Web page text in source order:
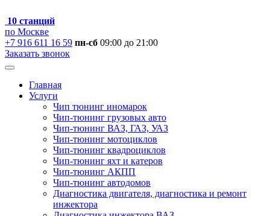
10 станций
по Москве
+7 916 611 16 59 пн-сб 09:00 до 21:00
Заказать звонок
Главная
Услуги
Чип тюнинг иномарок
Чип-тюнинг грузовых авто
Чип-тюнинг ВАЗ, ГАЗ, УАЗ
Чип-тюнинг мотоциклов
Чип-тюнинг квадроциклов
Чип-тюнинг яхт и катеров
Чип-тюнинг АКПП
Чип-тюнинг автодомов
Диагностика двигателя, диагностика и ремонт
инжектора